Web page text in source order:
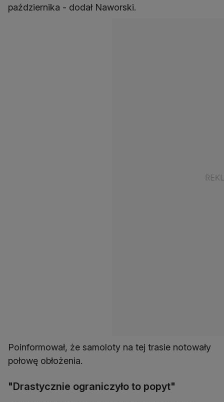
października - dodał Naworski.
Poinformował, że samoloty na tej trasie notowały
połowę obłożenia.
"Drastycznie ograniczyło to popyt"